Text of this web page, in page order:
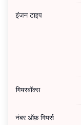
इंजन टाइप
गियरबॉक्स
नंबर ऑफ़ गियर्स